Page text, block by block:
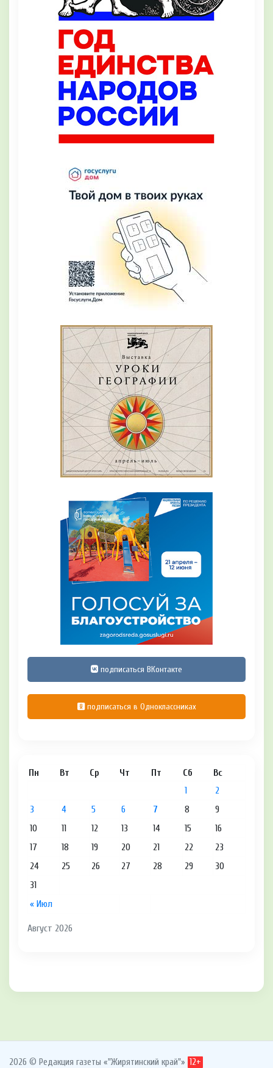
подписаться ВКонтакте
подписаться в Одноклассниках
Август 2026
Пн Вт Ср Чт Пт Сб Вс
« Июл
1
2
3
4 5 6 7 8
9
10
11 12 13 14 15
16
17
18 19 20 21 22
23
24
25 26 27 28 29
30
31
2026 © Редакция газеты «"Жирятинский край"» 12+